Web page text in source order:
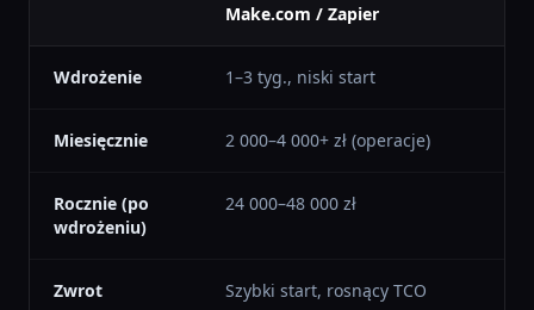
Make.com / Zapier
Wdrożenie 1–3 tyg., niski start
Miesięcznie 2 000–4 000+ zł (operacje)
Rocznie (po
wdrożeniu)
24 000–48 000 zł
Zwrot Szybki start, rosnący TCO